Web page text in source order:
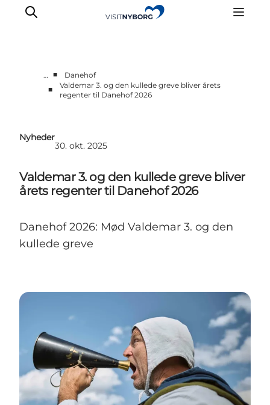
Oplev Nyborg
Det sker i Nyborg
Sprogø
Planlæg din tur
Book & køb
… ■
Danehof
■
Valdemar 3. og den kullede greve bliver årets
regenter til Danehof 2026
Nyheder
30. okt. 2025
Valdemar 3. og den kullede greve bliver
årets regenter til Danehof 2026
Danehof 2026: Mød Valdemar 3. og den
kullede greve